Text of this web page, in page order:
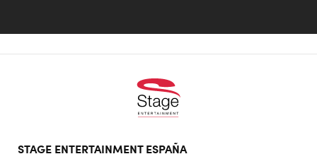
doormat
STAGE ENTERTAINMENT ESPAÑA